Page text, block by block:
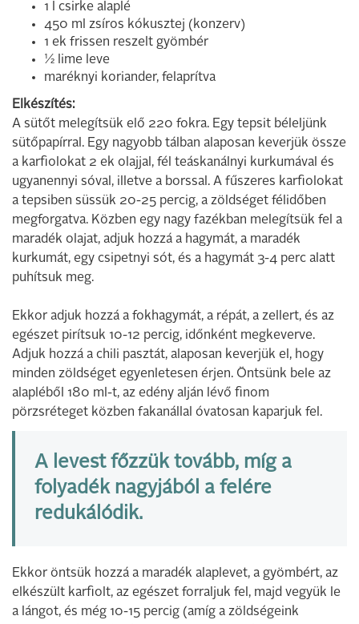
1 l csirke alaplé
450 ml zsíros kókusztej (konzerv)
1 ek frissen reszelt gyömbér
½ lime leve
maréknyi koriander, felaprítva
Elkészítés:
A sütőt melegítsük elő 220 fokra. Egy tepsit béleljünk
sütőpapírral. Egy nagyobb tálban alaposan keverjük össze
a karfiolokat 2 ek olajjal, fél teáskanálnyi kurkumával és
ugyanennyi sóval, illetve a borssal. A fűszeres karfiolokat
a tepsiben süssük 20-25 percig, a zöldséget félidőben
megforgatva. Közben egy nagy fazékban melegítsük fel a
maradék olajat, adjuk hozzá a hagymát, a maradék
kurkumát, egy csipetnyi sót, és a hagymát 3-4 perc alatt
puhítsuk meg.
Ekkor adjuk hozzá a fokhagymát, a répát, a zellert, és az
egészet pirítsuk 10-12 percig, időnként megkeverve.
Adjuk hozzá a chili pasztát, alaposan keverjük el, hogy
minden zöldséget egyenletesen érjen. Öntsünk bele az
alapléből 180 ml-t, az edény alján lévő finom
pörzsréteget közben fakanállal óvatosan kaparjuk fel.
A levest főzzük tovább, míg a
folyadék nagyjából a felére
redukálódik.
Ekkor öntsük hozzá a maradék alaplevet, a gyömbért, az
elkészült karfiolt, az egészet forraljuk fel, majd vegyük le
a lángot, és még 10-15 percig (amíg a zöldségeink